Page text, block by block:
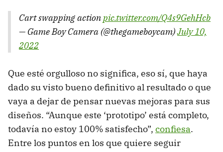
Cart swapping actionpic.twitter.com/Q4s9GehHcb
— Game Boy Camera (@thegameboycam)July 10,
2022
Que esté orgulloso no significa, eso sí, que haya
dado su visto bueno definitivo al resultado o que
vaya a dejar de pensar nuevas mejoras para sus
diseños. “Aunque este ‘prototipo’ está completo,
todavía no estoy 100% satisfecho”, confiesa.
Entre los puntos en los que quiere seguir